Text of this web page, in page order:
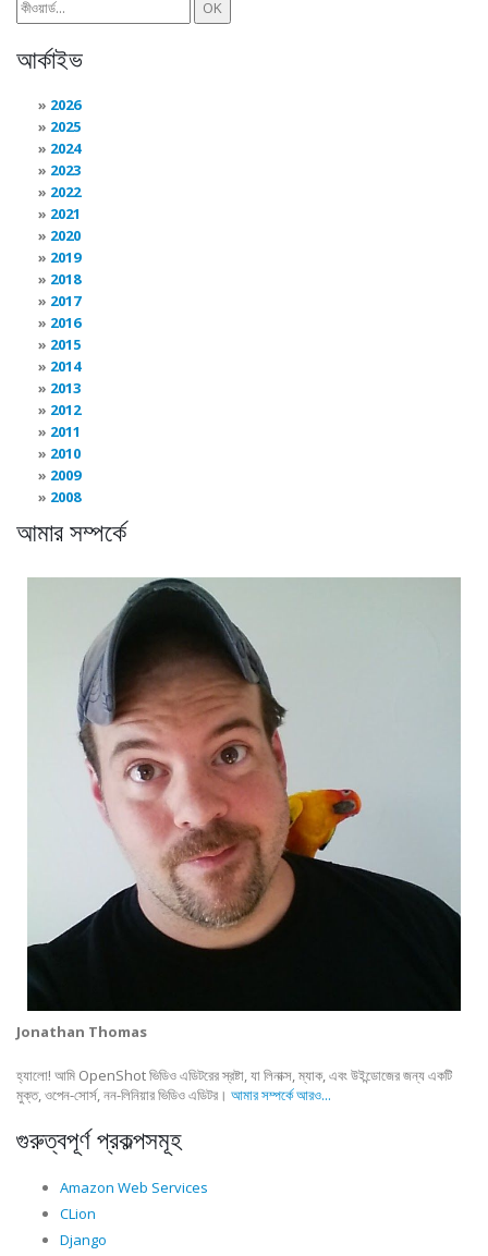
আর্কাইভ
2026
2025
2024
2023
2022
2021
2020
2019
2018
2017
2016
2015
2014
2013
2012
2011
2010
2009
2008
আমার সম্পর্কে
Jonathan Thomas
হ্যালো! আমি OpenShot ভিডিও এডিটরের স্রষ্টা, যা লিনাক্স, ম্যাক, এবং উইন্ডোজের জন্য একটি
মুক্ত, ওপেন-সোর্স, নন-লিনিয়ার ভিডিও এডিটর। আমার সম্পর্কে আরও...
গুরুত্বপূর্ণ প্রকল্পসমূহ
Amazon Web Services
CLion
Django